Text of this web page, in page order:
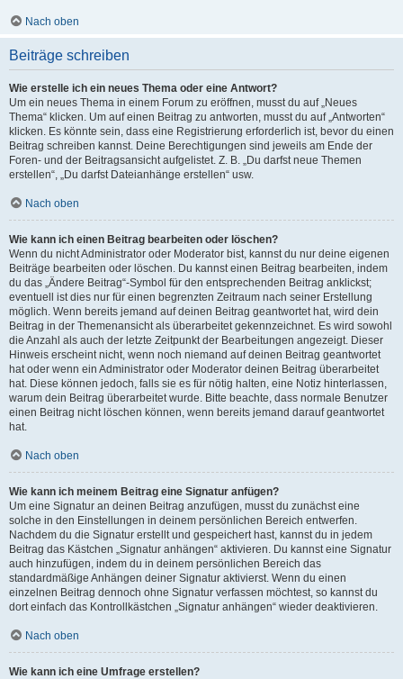
Nach oben
Beiträge schreiben
Wie erstelle ich ein neues Thema oder eine Antwort?
Um ein neues Thema in einem Forum zu eröffnen, musst du auf „Neues
Thema“ klicken. Um auf einen Beitrag zu antworten, musst du auf „Antworten“
klicken. Es könnte sein, dass eine Registrierung erforderlich ist, bevor du einen
Beitrag schreiben kannst. Deine Berechtigungen sind jeweils am Ende der
Foren- und der Beitragsansicht aufgelistet. Z. B. „Du darfst neue Themen
erstellen“, „Du darfst Dateianhänge erstellen“ usw.
Nach oben
Wie kann ich einen Beitrag bearbeiten oder löschen?
Wenn du nicht Administrator oder Moderator bist, kannst du nur deine eigenen
Beiträge bearbeiten oder löschen. Du kannst einen Beitrag bearbeiten, indem
du das „Ändere Beitrag“-Symbol für den entsprechenden Beitrag anklickst;
eventuell ist dies nur für einen begrenzten Zeitraum nach seiner Erstellung
möglich. Wenn bereits jemand auf deinen Beitrag geantwortet hat, wird dein
Beitrag in der Themenansicht als überarbeitet gekennzeichnet. Es wird sowohl
die Anzahl als auch der letzte Zeitpunkt der Bearbeitungen angezeigt. Dieser
Hinweis erscheint nicht, wenn noch niemand auf deinen Beitrag geantwortet
hat oder wenn ein Administrator oder Moderator deinen Beitrag überarbeitet
hat. Diese können jedoch, falls sie es für nötig halten, eine Notiz hinterlassen,
warum dein Beitrag überarbeitet wurde. Bitte beachte, dass normale Benutzer
einen Beitrag nicht löschen können, wenn bereits jemand darauf geantwortet
hat.
Nach oben
Wie kann ich meinem Beitrag eine Signatur anfügen?
Um eine Signatur an deinen Beitrag anzufügen, musst du zunächst eine
solche in den Einstellungen in deinem persönlichen Bereich entwerfen.
Nachdem du die Signatur erstellt und gespeichert hast, kannst du in jedem
Beitrag das Kästchen „Signatur anhängen“ aktivieren. Du kannst eine Signatur
auch hinzufügen, indem du in deinem persönlichen Bereich das
standardmäßige Anhängen deiner Signatur aktivierst. Wenn du einen
einzelnen Beitrag dennoch ohne Signatur verfassen möchtest, so kannst du
dort einfach das Kontrollkästchen „Signatur anhängen“ wieder deaktivieren.
Nach oben
Wie kann ich eine Umfrage erstellen?